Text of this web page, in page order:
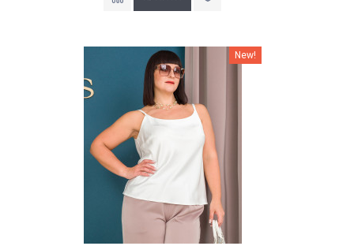
Наклейки Варіант з % New!